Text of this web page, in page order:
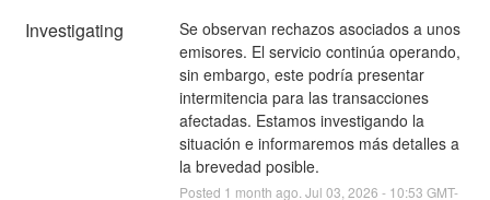
Investigating
Se observan rechazos asociados a unos
emisores. El servicio continúa operando,
sin embargo, este podría presentar
intermitencia para las transacciones
afectadas. Estamos investigando la
situación e informaremos más detalles a
la brevedad posible.
Posted 1 month ago. Jul 03 2026 - 10:53 GMT-